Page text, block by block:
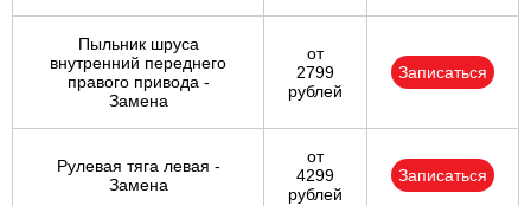
Пыльник шруса
внутренний переднего
правого привода -
Замена
от
2799
рублей
Записаться
Рулевая тяга левая -
Замена
от
4299
рублей
Записаться